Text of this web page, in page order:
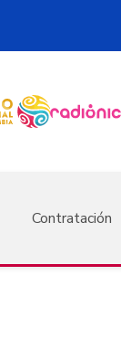
Contratación